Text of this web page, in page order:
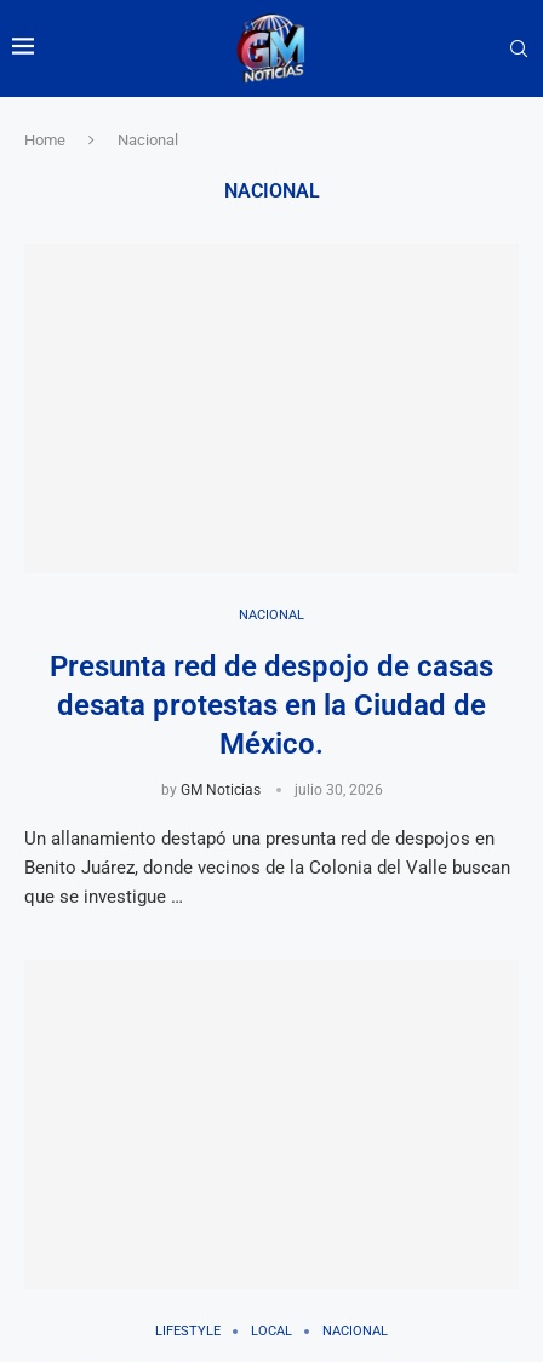
Home Nacional
NACIONAL
NACIONAL
Presunta red de despojo de casas
desata protestas en la Ciudad de
México.
by GM Noticias julio 30, 2026
Un allanamiento destapó una presunta red de despojos en
Benito Juárez, donde vecinos de la Colonia del Valle buscan
que se investigue …
LIFESTYLE LOCAL NACIONAL